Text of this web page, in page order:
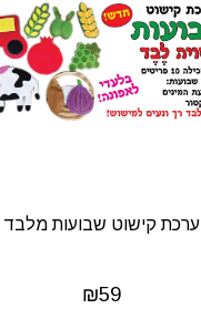
ערכת קישוט שבועות מלבד
₪59